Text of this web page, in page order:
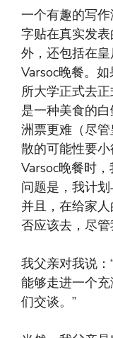
一个有趣的写
字贴在真实发
外，还包括在
Varsoc晚餐。
所大学正式去
是一种美食的
洲票更难（尽
散的可能性要
Varsoc晚餐时
问题是，我计
并且，在给家
否应该去，尽管
我父亲对我说：
能够走进一个
们交谈。”